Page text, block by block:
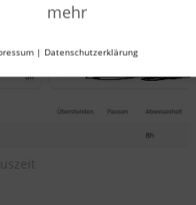
mehr
| Datenschutzerklärung